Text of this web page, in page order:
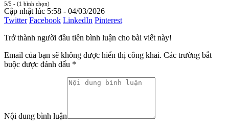
5/5 - (1 bình chọn)
Cập nhật lúc 5:58 - 04/03/2026
Twitter Facebook LinkedIn Pinterest
Trở thành người đầu tiên bình luận cho bài viết này!
Email của bạn sẽ không được hiển thị công khai. Các trường bắt
buộc được đánh dấu *
Nội dung bình luận